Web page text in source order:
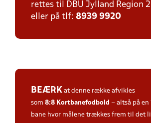
rettes til DBU Jylland Region 2
eller på tlf: 8939 9920
BEÆRK at denne række afvikles
som 8:8 Kortbanefodbold – altså på en
bane hvor målene trækkes frem til det